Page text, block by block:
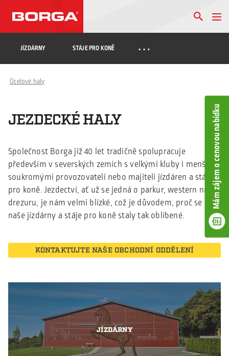
Mám zájem o cenovou nabídku
JÍZDÁRNY STÁJE PRO KONĚ …
Ocelové haly
JEZDECKÉ HALY
Společnost Borga již 40 let tradičně spolupracuje
především v severských zemích s velkými kluby i menšími
soukromými provozovateli nebo majiteli jízdáren a stájí
pro koně. Jezdectví, ať už se jedná o parkur, western nebo
drezuru, je nám velmi blízké, což je důvodem, proč se
naše jízdárny a stáje pro koně staly tak oblíbené.
KONTAKTUJTE NAŠE OBCHODNÍ ODDĚLENÍ
JÍZDÁRNY